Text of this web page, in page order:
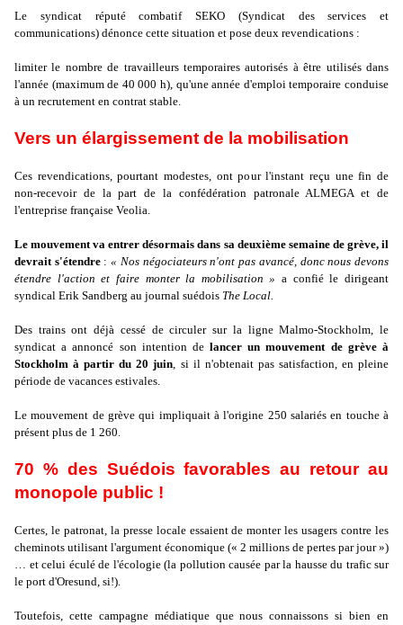
Le syndicat réputé combatif SEKO (Syndicat des services et
communications) dénonce cette situation et pose deux revendications :
limiter le nombre de travailleurs temporaires autorisés à être utilisés dans
l'année (maximum de 40 000 h), qu'une année d'emploi temporaire conduise
à un recrutement en contrat stable.
Vers un élargissement de la mobilisation
Ces revendications, pourtant modestes, ont pour l'instant reçu une fin de
non-recevoir de la part de la confédération patronale ALMEGA et de
l'entreprise française Veolia.
Le mouvement va entrer désormais dans sa deuxième semaine de grève, il
devrait s'étendre:« Nos négociateurs n'ont pas avancé, donc nous devons
étendre l'action et faire monter la mobilisation » a confié le dirigeant
syndical Erik Sandberg au journal suédois The Local.
Des trains ont déjà cessé de circuler sur la ligne Malmo-Stockholm, le
syndicat a annoncé son intention delancer un mouvement de grève à
Stockholm à partir du 20 juin, si il n'obtenait pas satisfaction, en pleine
période de vacances estivales.
Le mouvement de grève qui impliquait à l'origine 250 salariés en touche à
présent plus de 1 260.
70 % des Suédois favorables au retour au
monopole public !
Certes, le patronat, la presse locale essaient de monter les usagers contre les
cheminots utilisant l'argument économique (« 2 millions de pertes par jour »)
… et celui éculé de l'écologie (la pollution causée par la hausse du trafic sur
le port d'Oresund, si!).
Toutefois, cette campagne médiatique que nous connaissons si bien en